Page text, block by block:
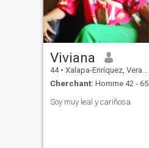
Viviana
44 • Xalapa-Enríquez, Veracruz, Mexique
Cherchant: Homme 42 - 65
Soy muy leal y cariñosa